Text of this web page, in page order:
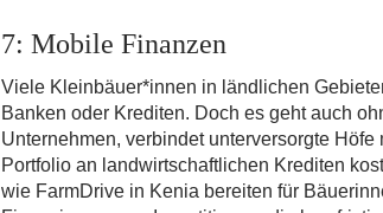
7: Mobile Finanzen
Viele Kleinbäuer*innen in ländlichen
Banken oder Krediten. Doch es geht auch
Unternehmen, verbindet unterversorgte
Portfolio an landwirtschaftlichen Krediten
wie FarmDrive in Kenia bereiten für